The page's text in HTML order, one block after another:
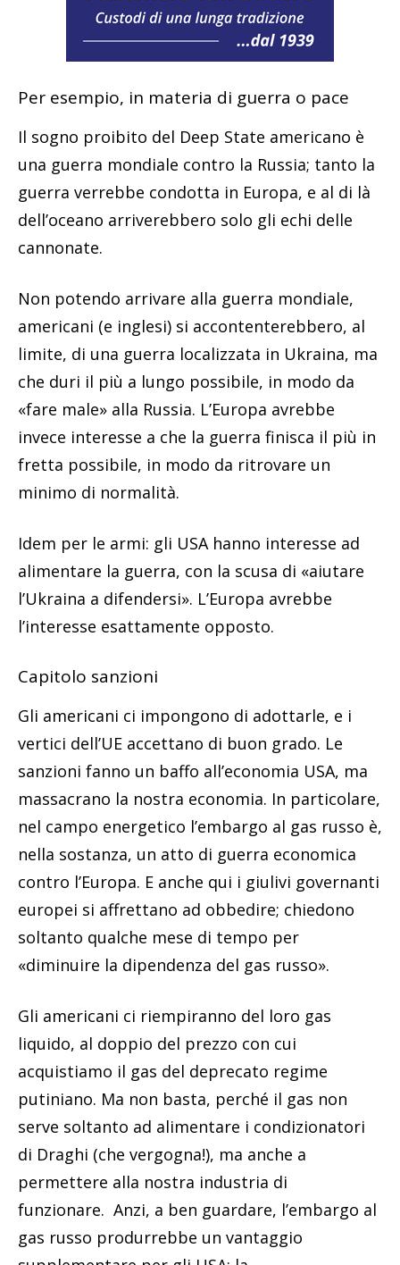
Per esempio, in materia di guerra o pace
Il sogno proibito del Deep State americano è
una guerra mondiale contro la Russia; tanto la
guerra verrebbe condotta in Europa, e al di là
dell’oceano arriverebbero solo gli echi delle
cannonate.
Non potendo arrivare alla guerra mondiale,
americani (e inglesi) si accontenterebbero, al
limite, di una guerra localizzata in Ukraina, ma
che duri il più a lungo possibile, in modo da
«fare male» alla Russia. L’Europa avrebbe
invece interesse a che la guerra finisca il più in
fretta possibile, in modo da ritrovare un
minimo di normalità.
Idem per le armi: gli USA hanno interesse ad
alimentare la guerra, con la scusa di «aiutare
l’Ukraina a difendersi». L’Europa avrebbe
l’interesse esattamente opposto.
Capitolo sanzioni
Gli americani ci impongono di adottarle, e i
vertici dell’UE accettano di buon grado. Le
sanzioni fanno un baffo all’economia USA, ma
massacrano la nostra economia. In particolare,
nel campo energetico l’embargo al gas russo è,
nella sostanza, un atto di guerra economica
contro l’Europa. E anche qui i giulivi governanti
europei si affrettano ad obbedire; chiedono
soltanto qualche mese di tempo per
«diminuire la dipendenza del gas russo».
Gli americani ci riempiranno del loro gas
liquido, al doppio del prezzo con cui
acquistiamo il gas del deprecato regime
putiniano. Ma non basta, perché il gas non
serve soltanto ad alimentare i condizionatori
di Draghi (che vergogna!), ma anche a
permettere alla nostra industria di
funzionare. Anzi, a ben guardare, l’embargo al
gas russo produrrebbe un vantaggio